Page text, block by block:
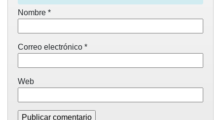
Nombre *
Correo electrónico *
Web